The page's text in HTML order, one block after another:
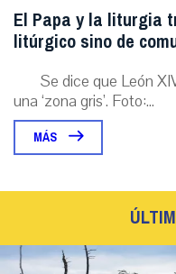
El Papa y la liturgia
litúrgico sino de
Se dice que León
una ‘zona gris’. Foto:...
MÁS